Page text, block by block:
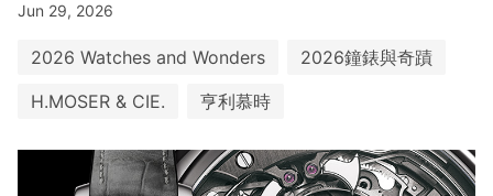
Jun 29, 2026
2026 Watches and Wonders
2026鐘錶與奇蹟
H.MOSER & CIE.
亨利慕時